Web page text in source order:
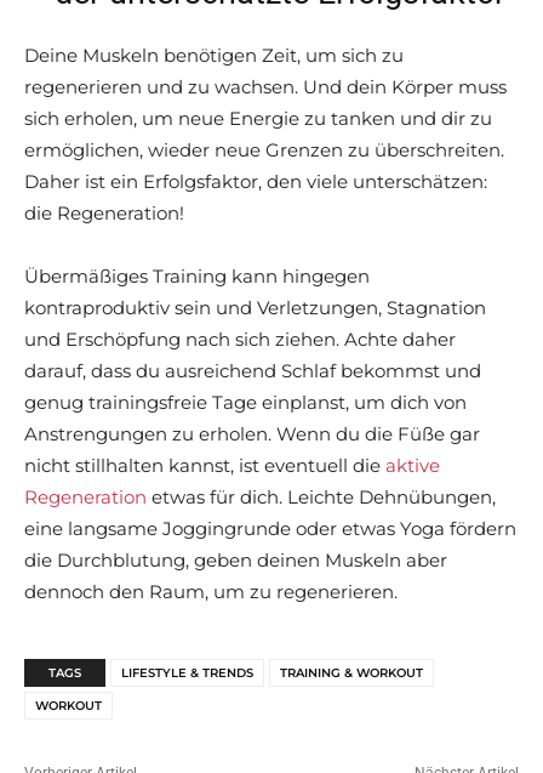
Deine Muskeln benötigen Zeit, um sich zu
regenerieren und zu wachsen. Und dein Körper muss
sich erholen, um neue Energie zu tanken und dir zu
ermöglichen, wieder neue Grenzen zu überschreiten.
Daher ist ein Erfolgsfaktor, den viele unterschätzen:
die Regeneration!
Übermäßiges Training kann hingegen
kontraproduktiv sein und Verletzungen, Stagnation
und Erschöpfung nach sich ziehen. Achte daher
darauf, dass du ausreichend Schlaf bekommst und
genug trainingsfreie Tage einplanst, um dich von
Anstrengungen zu erholen. Wenn du die Füße gar
nicht stillhalten kannst, ist eventuell die aktive
Regeneration etwas für dich. Leichte Dehnübungen,
eine langsame Joggingrunde oder etwas Yoga fördern
die Durchblutung, geben deinen Muskeln aber
dennoch den Raum, um zu regenerieren.
TAGS LIFESTYLE & TRENDS TRAINING & WORKOUT
WORKOUT